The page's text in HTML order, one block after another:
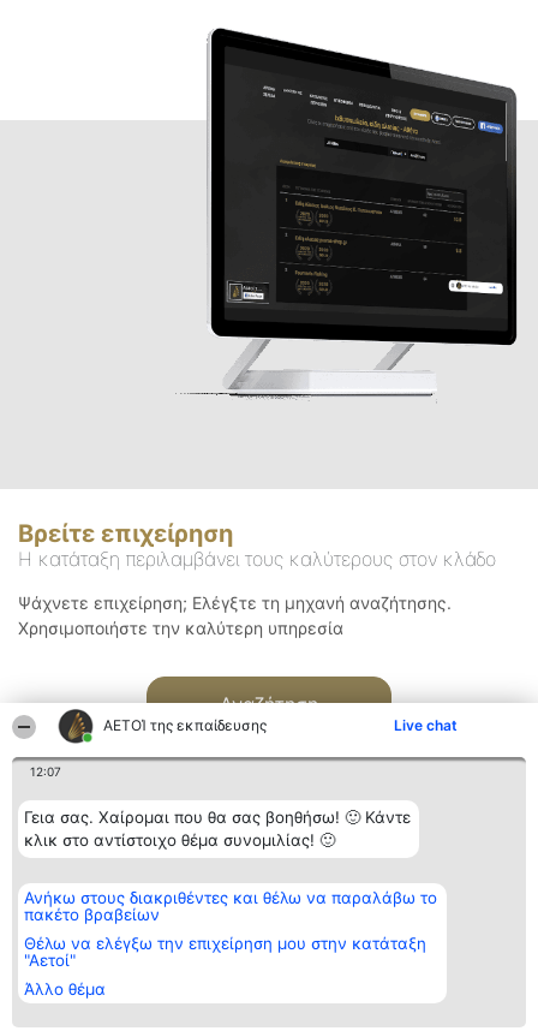
ΑΕΤΟΊ της εκπαίδευσης Live chat
12:07
Γεια σας. Χαίρομαι που θα σας βοηθήσω! 🙂 Κάντε
κλικ στο αντίστοιχο θέμα συνομιλίας! 🙂
Ανήκω στους διακριθέντες και θέλω να παραλάβω το
πακέτο βραβείων
Θέλω να ελέγξω την επιχείρηση μου στην κατάταξη
"Αετοί"
Άλλο θέμα
Βρείτε επιχείρηση
Η κατάταξη περιλαμβάνει τους καλύτερους στον κλάδο
Ψάχνετε επιχείρηση; Ελέγξτε τη μηχανή αναζήτησης.
Χρησιμοποιήστε την καλύτερη υπηρεσία
Αναζήτηση
Διοργανωτής της
κατάταξης
BEAUTIFUL COMPANY
ΤΗΛ. ΕΠΙΚΟΙΝΩΝΙΑΣ:
2104128019
email:
aetoi@beautifulcompany.co
Κατάταξη
Διακριθέντες
των
διακριθέντων
προϋποθέσεις
Επικοινωνία
Επικοινωνία